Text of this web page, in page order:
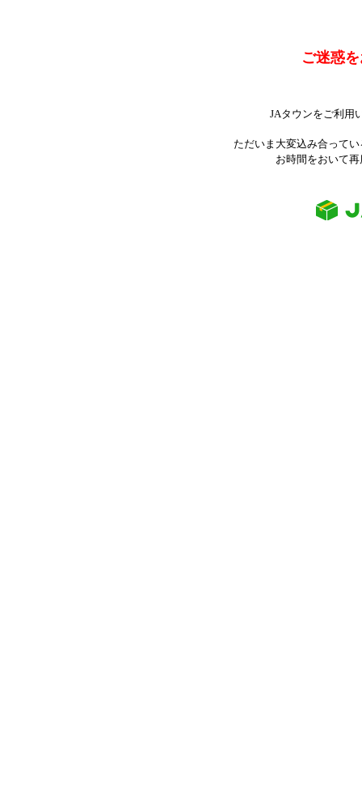
ご迷惑
JAタウンをご利用
ただいま大変込み合って
お時間をおいて